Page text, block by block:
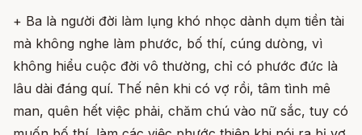
+ Ba là người đời làm lụng khó nhọc dành dụm tiền tài
mà không nghe làm phước, bố thí, cúng dưòng, vì
không hiểu cuộc đời vô thường, chỉ có phước đức là
lâu dài đáng quí. Thế nên khi có vợ rồi, tâm tình mê
man, quên hết việc phải, chăm chú vào nữ sắc, tuy có